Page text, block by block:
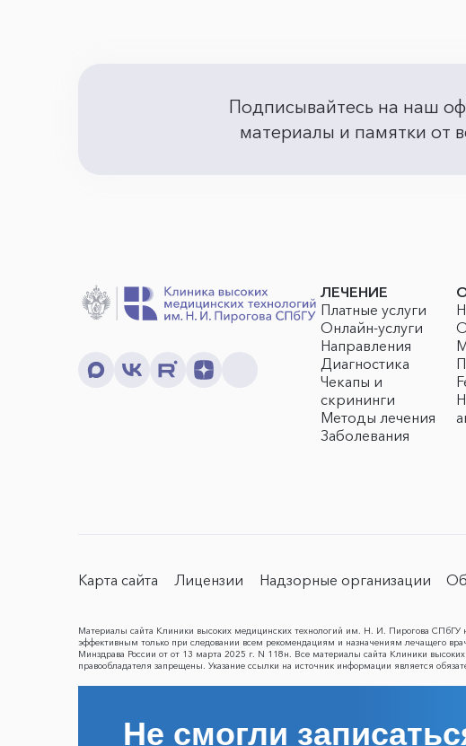
Подписывайтесь на наш
материалы и памятки от
ЛЕЧЕНИЕ
Платные услуги
Онлайн-услуги
Направления
Диагностика
Чекапы и
скрининги
Методы лечения
Заболевания
Карта сайта Лицензии Надзорные организации
Материалы сайта Клиники высоких медицинских технологий им. Н. И. Пирогова СПбГУ
эффективным только при следовании всем рекомендациям и назначениям лечащего
Минздрава России от от 13 марта 2025 г. N 118н. Все материалы сайта Клиники
правообладателя запрещены. Указание ссылки на источник информации является
Не смогли